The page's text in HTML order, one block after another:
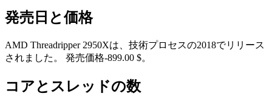
発売日と価格
AMD Threadripper 2950Xは、技術プロセスの2018でリリース
されました。 発売価格-899.00 $。
コアとスレッドの数